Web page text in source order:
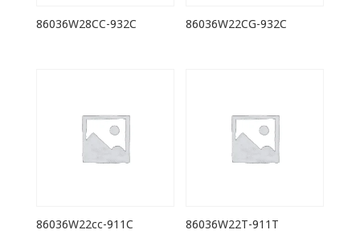
86036W28CC-932C 86036W22CG-932C
86036W22cc-911C 86036W22T-911T